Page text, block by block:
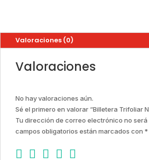
Valoraciones (0)
Valoraciones
No hay valoraciones aún.
Sé el primero en valorar “Billetera Trifoliar
Tu dirección de correo electrónico no será
campos obligatorios están marcados con *